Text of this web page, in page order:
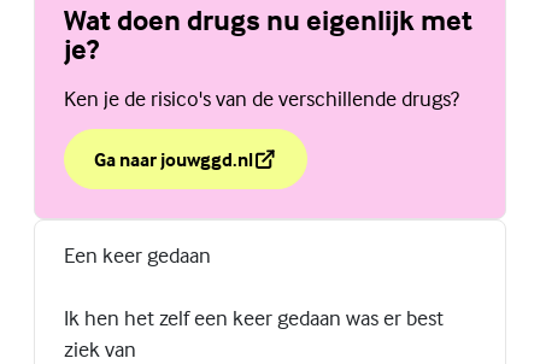
Wat doen drugs nu eigenlijk met
je?
Ken je de risico's van de verschillende drugs?
Ga naar jouwggd.nl
over Wat doen drugs nu eigenlijk met je?
(Externe link)
Een keer gedaan
Ik hen het zelf een keer gedaan was er best
ziek van